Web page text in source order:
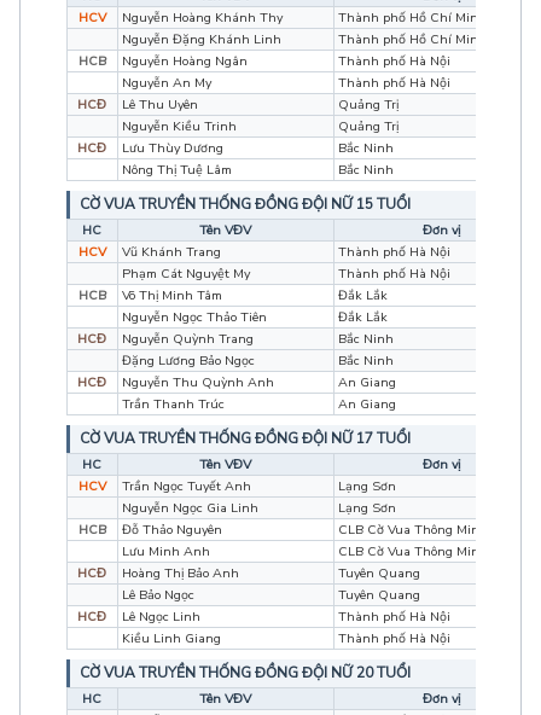
HCV
Nguyễn Hoàng Khánh Thy
Thành phố Hồ Chí Minh
Nguyễn Đặng Khánh Linh
Thành phố Hồ Chí Minh
HCB
Nguyễn Hoàng Ngân
Thành phố Hà Nội
Nguyễn An My
Thành phố Hà Nội
HCĐ
Lê Thu Uyên
Quảng Trị
Nguyễn Kiều Trinh
Quảng Trị
HCĐ
Lưu Thùy Dương
Bắc Ninh
Nông Thị Tuệ Lâm
Bắc Ninh
CỜ VUA TRUYỀN THỐNG ĐỒNG ĐỘI NỮ 15 TUỔI
HC Tên VĐV
Đơn vị
HCV
Vũ Khánh Trang
Thành phố Hà Nội
Phạm Cát Nguyệt My
Thành phố Hà Nội
HCB
Võ Thị Minh Tâm
Đắk Lắk
Nguyễn Ngọc Thảo Tiên
Đắk Lắk
HCĐ
Nguyễn Quỳnh Trang
Bắc Ninh
Đặng Lương Bảo Ngọc
Bắc Ninh
HCĐ
Nguyễn Thu Quỳnh Anh
An Giang
Trần Thanh Trúc
An Giang
CỜ VUA TRUYỀN THỐNG ĐỒNG ĐỘI NỮ 17 TUỔI
HC Tên VĐV
Đơn vị
HCV
Trần Ngọc Tuyết Anh
Lạng Sơn
Nguyễn Ngọc Gia Linh
Lạng Sơn
HCB
Đỗ Thảo Nguyên
CLB Cờ Vua Thông Minh
Lưu Minh Anh
CLB Cờ Vua Thông Minh
HCĐ
Hoàng Thị Bảo Anh
Tuyên Quang
Lê Bảo Ngọc
Tuyên Quang
HCĐ
Lê Ngọc Linh
Thành phố Hà Nội
Kiều Linh Giang
Thành phố Hà Nội
CỜ VUA TRUYỀN THỐNG ĐỒNG ĐỘI NỮ 20 TUỔI
HC Tên VĐV
Đơn vị